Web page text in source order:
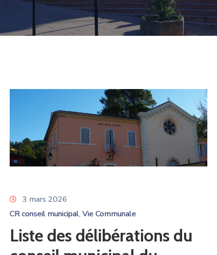
3 mars 2026
CR conseil municipal‚ Vie Communale
Liste des délibérations du